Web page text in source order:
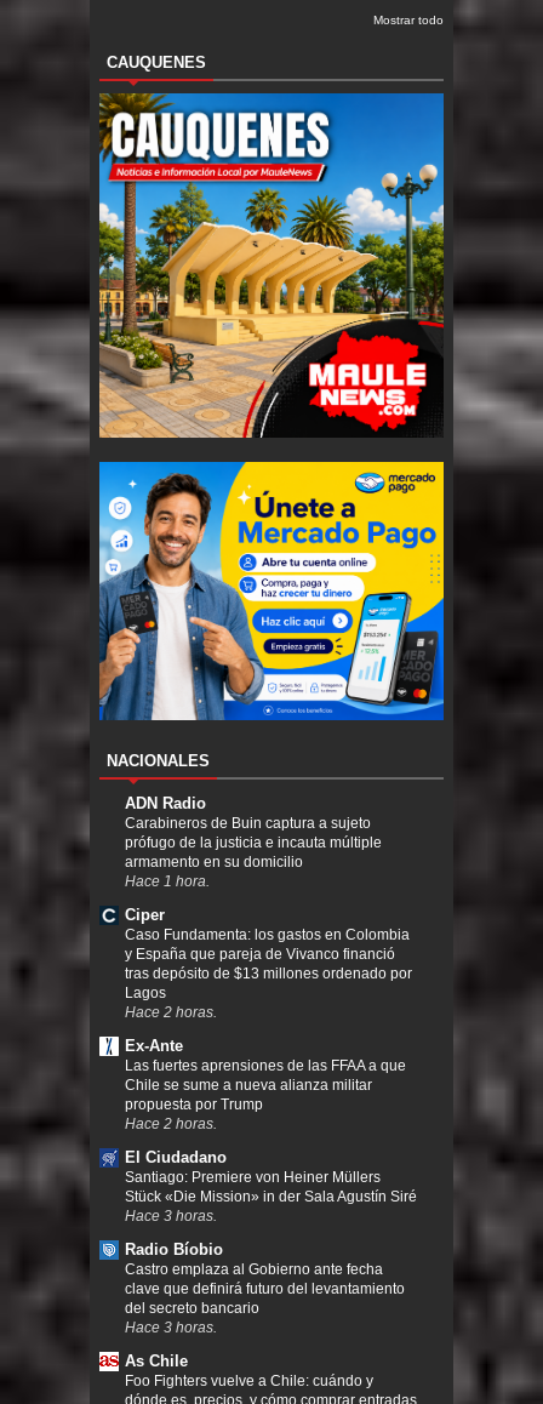
Mostrar todo
CAUQUENES
NACIONALES
ADN Radio
Carabineros de Buin captura a sujeto
prófugo de la justicia e incauta múltiple
armamento en su domicilio
Hace 1 hora.
Ciper
Caso Fundamenta: los gastos en Colombia
y España que pareja de Vivanco financió
tras depósito de $13 millones ordenado por
Lagos
Hace 2 horas.
Ex-Ante
Las fuertes aprensiones de las FFAA a que
Chile se sume a nueva alianza militar
propuesta por Trump
Hace 2 horas.
El Ciudadano
Santiago: Premiere von Heiner Müllers
Stück «Die Mission» in der Sala Agustín Siré
Hace 3 horas.
Radio Bíobio
Castro emplaza al Gobierno ante fecha
clave que definirá futuro del levantamiento
del secreto bancario
Hace 3 horas.
As Chile
Foo Fighters vuelve a Chile: cuándo y
dónde es, precios, y cómo comprar entradas